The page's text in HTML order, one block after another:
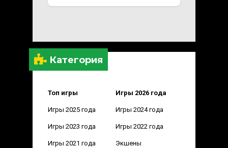
Категория
Топ игры Игры 2026 года
Игры 2025 года Игры 2024 года
Игры 2023 года Игры 2022 года
Игры 2021 года Экшены